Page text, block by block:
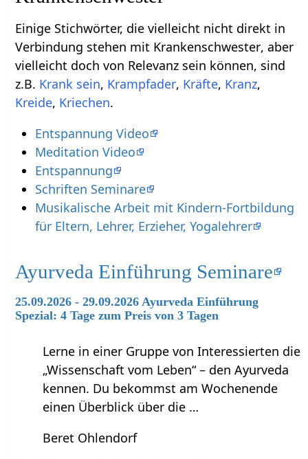
Einige Stichwörter, die vielleicht nicht direkt in
Verbindung stehen mit Krankenschwester‏‎, aber
vielleicht doch von Relevanz sein können, sind
z.B.
, , ,
,
,
.
Entspannung Video
Meditation Video
Entspannung
Schriften Seminare
Musikalische Arbeit mit Kindern-Fortbildung
für Eltern, Lehrer, Erzieher, Yogalehrer
Ayurveda Einführung Seminare
25.09.2026 - 29.09.2026 Ayurveda Einführung
Spezial: 4 Tage zum Preis von 3 Tagen
Lerne in einer Gruppe von Interessierten die
„Wissenschaft vom Leben“ – den Ayurveda
kennen. Du bekommst am Wochenende
einen Überblick über die …
Beret Ohlendorf